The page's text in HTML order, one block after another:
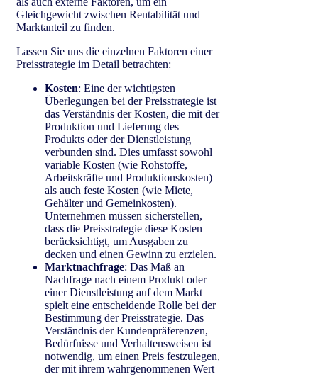
Gleichgewicht zwischen Rentabilität und
Marktanteil zu finden.
Lassen Sie uns die einzelnen Faktoren einer
Preisstrategie im Detail betrachten:
Kosten: Eine der wichtigsten
Überlegungen bei der Preisstrategie ist
das Verständnis der Kosten, die mit der
Produktion und Lieferung des
Produkts oder der Dienstleistung
verbunden sind. Dies umfasst sowohl
variable Kosten (wie Rohstoffe,
Arbeitskräfte und Produktionskosten)
als auch feste Kosten (wie Miete,
Gehälter und Gemeinkosten).
Unternehmen müssen sicherstellen,
dass die Preisstrategie diese Kosten
berücksichtigt, um Ausgaben zu
decken und einen Gewinn zu erzielen.
Marktnachfrage: Das Maß an
Nachfrage nach einem Produkt oder
einer Dienstleistung auf dem Markt
spielt eine entscheidende Rolle bei der
Bestimmung der Preisstrategie. Das
Verständnis der Kundenpräferenzen,
Bedürfnisse und Verhaltensweisen ist
notwendig, um einen Preis festzulegen,
der mit ihrem wahrgenommenen Wert